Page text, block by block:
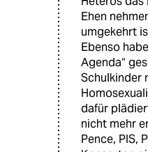
Ehen
umgekehrt
Ebenso
Agenda“
Schulkinder
dafür
nicht mehr
Pence, PIS,